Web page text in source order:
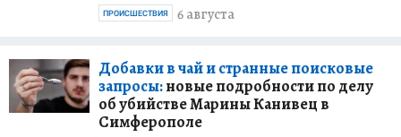
6 августа
ПРОИСШЕСТВИЯ
Добавки в чай и странные поисковые
запросы:новые подробности по делу
об убийстве Марины Канивец в
Симферополе